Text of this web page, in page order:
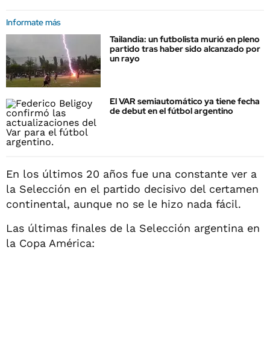
Informate más
Tailandia: un futbolista murió en pleno
partido tras haber sido alcanzado por
un rayo
El VAR semiautomático ya tiene fecha
de debut en el fútbol argentino
En los últimos 20 años fue una constante ver a
la Selección en el partido decisivo del certamen
continental, aunque no se le hizo nada fácil.
Las últimas finales de la Selección argentina en
la Copa América: